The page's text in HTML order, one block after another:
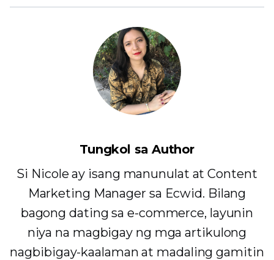
Tungkol sa Author
Si Nicole ay isang manunulat at Content
Marketing Manager sa Ecwid. Bilang
bagong dating sa e-commerce, layunin
niya na magbigay ng mga artikulong
nagbibigay-kaalaman at madaling gamitin